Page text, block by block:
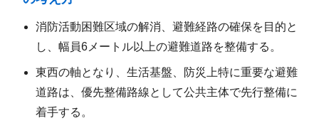
消防活動困難区域の解消、避難経路の確保を目的と
し、幅員6メートル以上の避難道路を整備する。
東西の軸となり、生活基盤、防災上特に重要な避難
道路は、優先整備路線として公共主体で先行整備に
着手する。